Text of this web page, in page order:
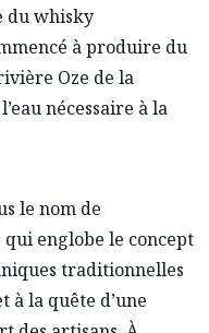
du whisky
à produire du
Oze de la
nécessaire à la
le nom de
englobe le concept
traditionnelles
la quête d’une